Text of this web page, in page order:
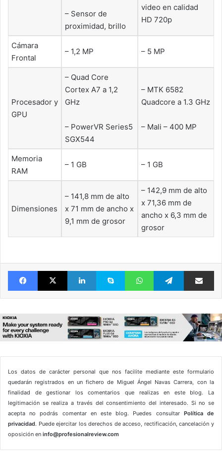
– Sensor de
proximidad, brillo
video en calidad
HD 720p
Cámara
Frontal
– 1,2 MP – 5 MP
Procesador y
GPU
– Quad Core
Cortex A7 a 1,2
GHz
– PowerVR Series5
SGX544
– MTK 6582
Quadcore a 1.3 GHz
– Mali – 400 MP
Memoria
RAM
– 1 GB – 1 GB
Dimensiones
– 141,8 mm de alto
x 71 mm de ancho x
9,1 mm de grosor
– 142,9 mm de alto
x 71,36 mm de
ancho x 6,3 mm de
grosor
FacebookX LinkedIn Skype WhatsAppTelegram
Los datos de carácter personal que nos facilite mediante este formulario
quedarán registrados en un fichero de Miguel Ángel Navas Carrera, con la
finalidad de gestionar los comentarios que realizas en este blog. La
legitimación se realiza a través del consentimiento del interesado. Si no se
acepta no podrás comentar en este blog. Puedes consultar Política de
privacidad. Puede ejercitar los derechos de acceso, rectificación, cancelación y
oposición en info@profesionalreview.com